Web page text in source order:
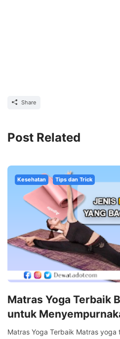
Share
Post Related
Kesehatan Tips dan Trick
Matras Yoga Terbaik
untuk
Matras Yoga Terbaik Matras